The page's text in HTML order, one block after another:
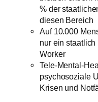
% der
diesen Bereich
Auf 10.000
nur ein
Worker
Tele-Mental-
psychosoziale
Krisen und